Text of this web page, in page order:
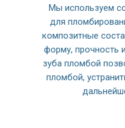
Мы используем
для
композитные
форму, прочность
зуба пломбой
пломбой,